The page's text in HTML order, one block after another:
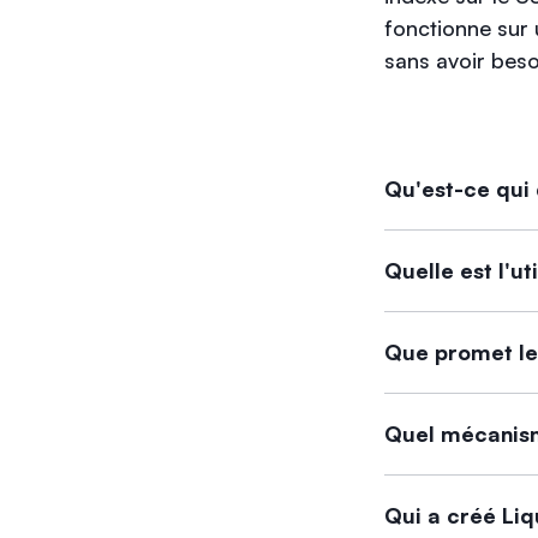
fonctionne sur
sans avoir
Qu'est-ce qui
intérêts, Liquity
Quelle est
options
Que promet
immuable qui
Quel
prêts en
Qui a créé